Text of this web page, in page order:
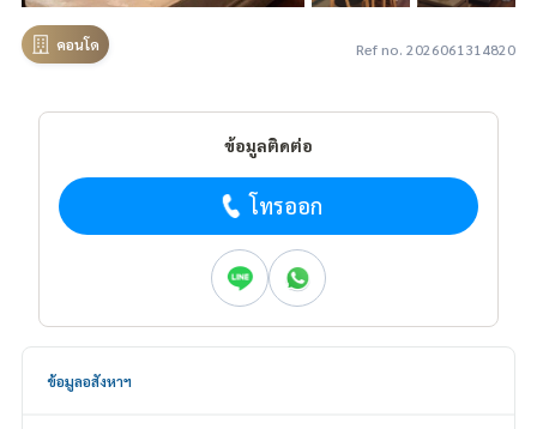
คอนโด Ref no. 2026061314820
ข้อมูลติดต่อ
โทรออก
ข้อมูลอสังหาฯ